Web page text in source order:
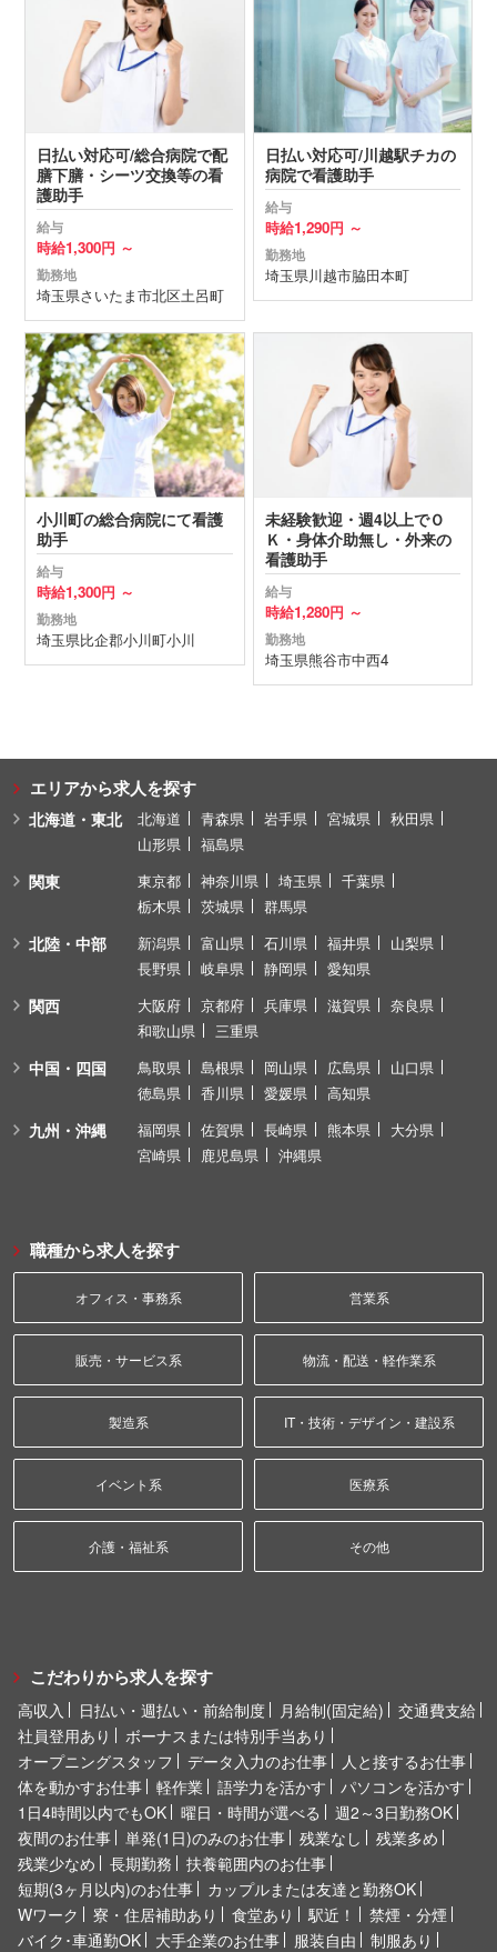
日払い対応可/総合病院で配
膳下膳・シーツ交換等の看
護助手
給与
時給1,300円 ～
勤務地
埼玉県さいたま市北区土呂町
日払い対応可/川越駅チカの
病院で看護助手
給与
時給1,290円 ～
勤務地
埼玉県川越市脇田本町
小川町の総合病院にて看護
助手
給与
時給1,300円 ～
勤務地
埼玉県比企郡小川町小川
未経験歓迎・週4以上でＯ
Ｋ・身体介助無し・外来の
看護助手
給与
時給1,280円 ～
勤務地
埼玉県熊谷市中西4
エリアから求人を探す
北海道・東北 北海道 青森県 岩手県 宮城県
秋田県
山形県
福島県
関東 東京都 神奈川県 埼玉県
千葉県
栃木県
茨城県 群馬県
北陸・中部 新潟県 富山県 石川県 福井県
山梨県
長野県
岐阜県 静岡県 愛知県
関西 大阪府 京都府 兵庫県 滋賀県
奈良県
和歌山県
三重県
中国・四国 鳥取県 島根県 岡山県 広島県
山口県
徳島県
香川県 愛媛県 高知県
九州・沖縄 福岡県 佐賀県 長崎県 熊本県
大分県
宮崎県
鹿児島県 沖縄県
職種から求人を探す
オフィス・事務系 営業系
販売・サービス系 物流・配送・軽作業系
製造系 IT・技術・デザイン・建設系
イベント系 医療系
介護・福祉系 その他
こだわりから求人を探す
高収入 日払い・週払い・前給制度 月給制(固定給)
交通費支給
社員登用あり
ボーナスまたは特別手当あり
オープニングスタッフ
データ入力のお仕事
人と接するお仕事
体を動かすお仕事
軽作業 語学力を活かす
パソコンを活かす
1日4時間以内でもOK
曜日・時間が選べる
週2～3日勤務OK
夜間のお仕事
単発(1日)のみのお仕事 残業なし
残業多め
残業少なめ
長期勤務
扶養範囲内のお仕事
短期(3ヶ月以内)のお仕事
カップルまたは友達と勤務OK
Wワーク
寮・住居補助あり 食堂あり 駅近！
禁煙・分煙
バイク･車通勤OK
大手企業のお仕事 服装自由 制服あり